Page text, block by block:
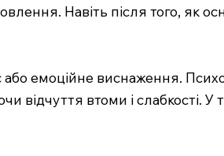
Навіть після того, як
емоційне виснаження.
відчуття втоми і слабкості.